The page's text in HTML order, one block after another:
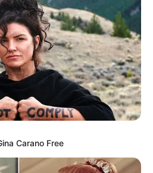
estava sendo desviado para a
de Operações Rio ainda indicou
ao Centro sigam pela Praia de
o desvio era feito para a Rua das
Marquês de Abrantes e Praia de
Carano Free